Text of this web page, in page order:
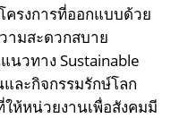
ครงการที่ออกแบบด้วย
ามสะดวกสบาย
นวทาง Sustainable
ละกิจกรรมรักษ์โลก
ให้หน่วยงานเพื่อสังคมมี